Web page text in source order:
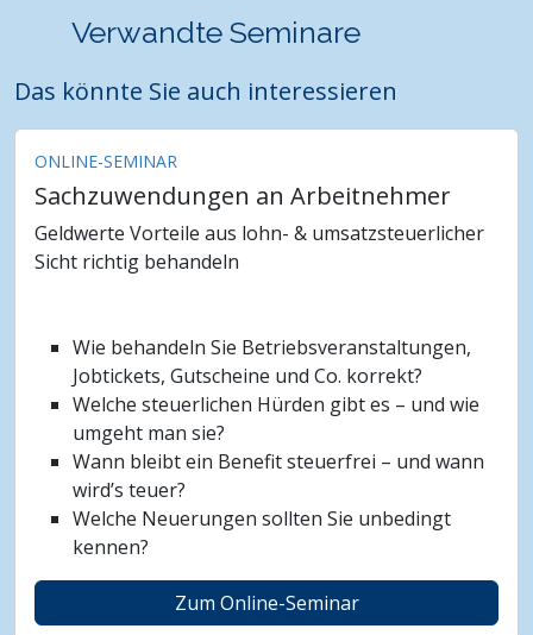
Verwandte Seminare
Das könnte Sie auch interessieren
ONLINE-SEMINAR
Sachzuwendungen an Arbeitnehmer
Geldwerte Vorteile aus lohn- & umsatzsteuerlicher
Sicht richtig behandeln
Wie behandeln Sie Betriebsveranstaltungen,
Jobtickets, Gutscheine und Co. korrekt?
Welche steuerlichen Hürden gibt es – und wie
umgeht man sie?
Wann bleibt ein Benefit steuerfrei – und wann
wird’s teuer?
Welche Neuerungen sollten Sie unbedingt
kennen?
Zum Online-Seminar